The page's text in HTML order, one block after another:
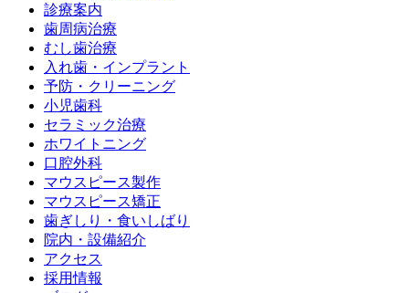
診療案内
歯周病治療
むし歯治療
入れ歯・インプラント
予防・クリーニング
小児歯科
セラミック治療
ホワイトニング
口腔外科
マウスピース製作
マウスピース矯正
歯ぎしり・食いしばり
院内・設備紹介
アクセス
採用情報